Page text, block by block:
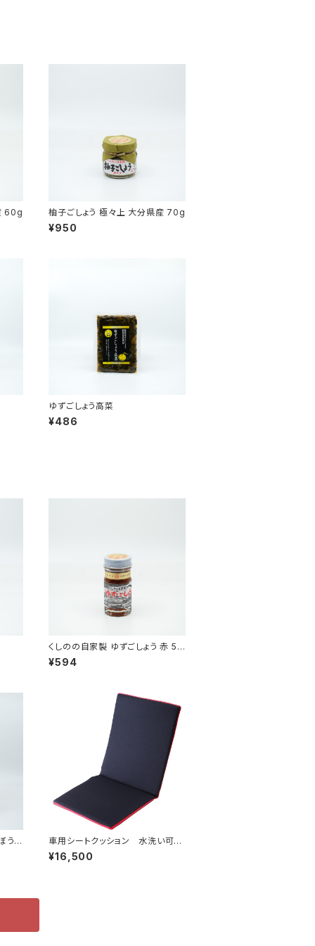
60g 柚子ごしょう 極々上 大分県産 70g
¥950
ゆずごしょう高菜
¥486
くしのの自家製 ゆずごしょう 赤 50
g
¥594
う
車用シートクッション 水洗い可
能 通気性抜群
¥16,500